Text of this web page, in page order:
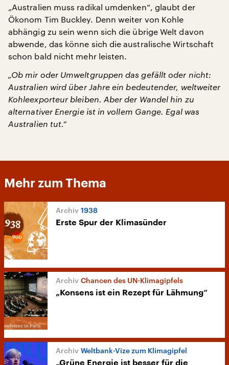
„Australien muss radikal umdenken“, glaubt der
Ökonom Tim Buckley. Denn weiter von Kohle
abhängig zu sein wenn sich die übrige Welt davon
abwende, das könne sich die australische Wirtschaft
schon bald nicht mehr leisten.
„Ob mir oder Umweltgruppen das gefällt oder nicht:
Australien wird über Jahre ein bedeutender, weltweiter
Kohleexporteur bleiben. Aber der Wandel hin zu
alternativer Energie ist in vollem Gange. Egal was
Australien tut.“
Mehr zum Thema
1938
Erste Spur der Klimasünder
Chancen des UN-Klimagipfels
„Konsens ist ein Rezept für Lähmung“
Weltbank-Vize zum Klimagipfel
„Grüne Energie ist besser für die